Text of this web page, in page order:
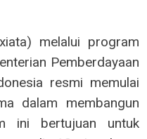
melalui program
Pemberdayaan
resmi memulai
dalam membangun
ini bertujuan untuk